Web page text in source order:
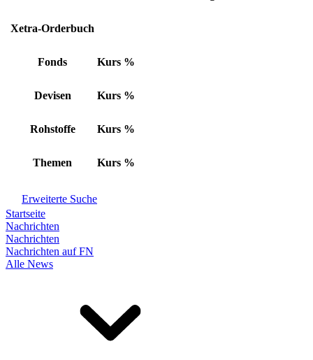
Xetra-Orderbuch
Fonds Kurs %
Devisen Kurs %
Rohstoffe Kurs %
Themen Kurs %
Erweiterte Suche
Startseite
Nachrichten
Nachrichten
Nachrichten auf FN
Alle News